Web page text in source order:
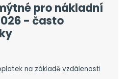
pro nákladní
- často
na základě vzdálenosti